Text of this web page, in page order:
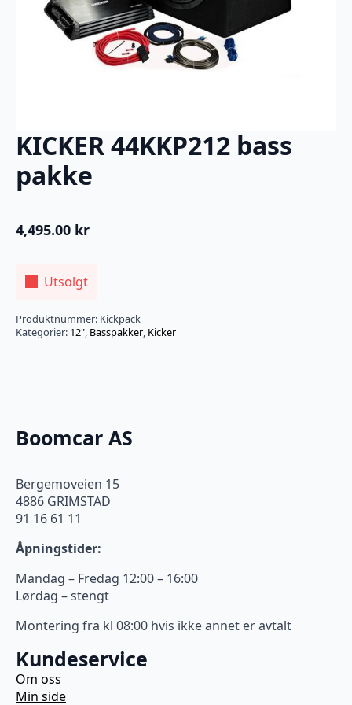
KICKER 44KKP212 bass
pakke
4,495.00 kr
Utsolgt
Produktnummer: Kickpack
Kategorier: 12", Basspakker, Kicker
Boomcar AS
Bergemoveien 15
4886 GRIMSTAD
91 16 61 11
Åpningstider:
Mandag – Fredag 12:00 – 16:00
Lørdag – stengt
Montering fra kl 08:00 hvis ikke annet er avtalt
Kundeservice
Om oss
Min side